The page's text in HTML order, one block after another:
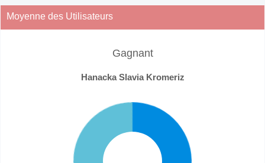
Moyenne des Utilisateurs
Gagnant
Hanacka Slavia Kromeriz